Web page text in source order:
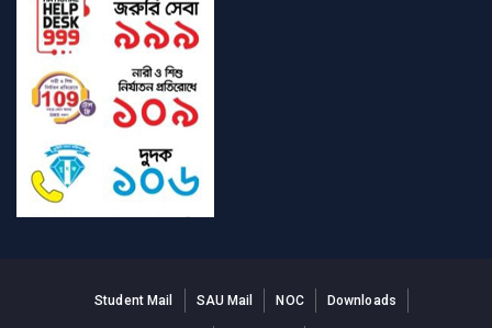
Student Mail SAU Mail NOC Downloads